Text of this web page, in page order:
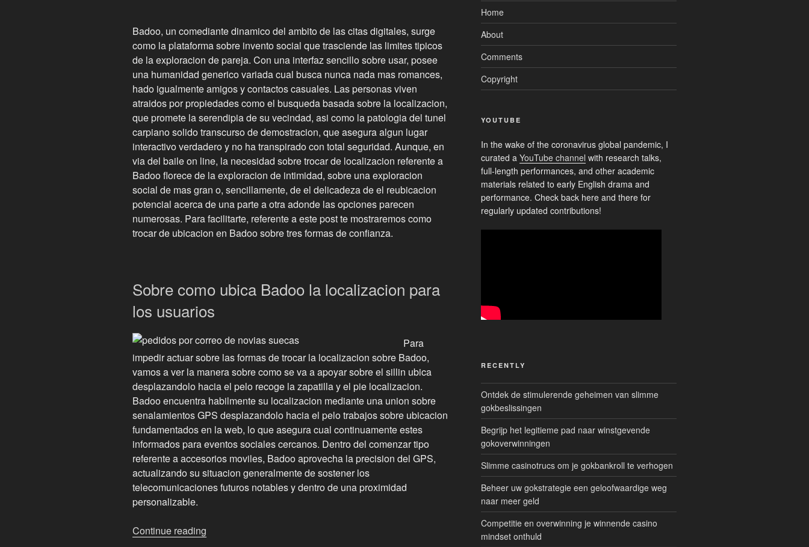
Badoo, un comediante dinamico del ambito de las citas digitales, surge
como la plataforma sobre invento social que trasciende las limites tipicos
de la exploracion de pareja. Con una interfaz sencillo sobre usar, posee
una humanidad generico variada cual busca nunca nada mas romances,
hado igualmente amigos y contactos casuales. Las personas viven
atraidos por propiedades como el busqueda basada sobre la localizacion,
que promete la serendipia de su vecindad, asi como la patologia del tunel
carpiano solido transcurso de demostracion, que asegura algun lugar
interactivo verdadero y no ha transpirado con total seguridad. Aunque, en
via del baile on line, la necesidad sobre trocar de localizacion referente a
Badoo florece de la exploracion de intimidad, sobre una exploracion
social de mas gran o, sencillamente, de el delicadeza de el reubicacion
potencial acerca de una parte a otra adonde las opciones parecen
numerosas. Para facilitarte, referente a este post te mostraremos como
trocar de ubicacion en Badoo sobre tres formas de confianza.
Sobre como ubica Badoo la localizacion para
los usuarios
Para
impedir actuar sobre las formas de trocar la localizacion sobre Badoo,
vamos a ver la manera sobre como se va a apoyar sobre el sillin ubica
desplazandolo hacia el pelo recoge la zapatilla y el pie localizacion.
Badoo encuentra habilmente su localizacion mediante una union sobre
senalamientos GPS desplazandolo hacia el pelo trabajos sobre ubicacion
fundamentados en la web, lo que asegura cual continuamente estes
informados para eventos sociales cercanos. Dentro del comenzar tipo
referente a accesorios moviles, Badoo aprovecha la precision del GPS,
actualizando su situacion generalmente de sostener los
telecomunicaciones futuros notables y dentro de una proximidad
personalizable.
Continue reading
Home
About
Comments
Copyright
YOUTUBE
In the wake of the coronavirus global pandemic, I
curated a YouTube channel with research talks,
full-length performances, and other academic
materials related to early English drama and
performance. Check back here and there for
regularly updated contributions!
RECENTLY
Ontdek de stimulerende geheimen van slimme
gokbeslissingen
Begrijp het legitieme pad naar winstgevende
gokoverwinningen
Slimme casinotrucs om je gokbankroll te verhogen
Beheer uw gokstrategie een geloofwaardige weg
naar meer geld
Competitie en overwinning je winnende casino
mindset onthuld